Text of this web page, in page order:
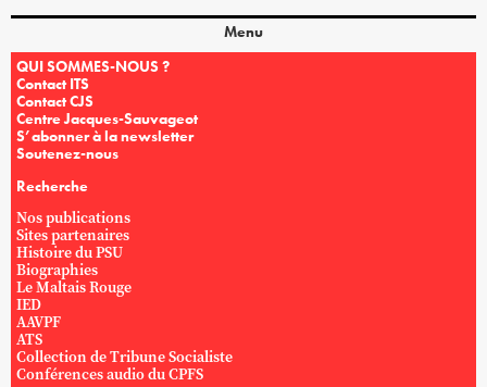
Menu
QUI SOMMES-NOUS ?
Contact ITS
Contact CJS
Centre Jacques-Sauvageot
S’abonner à la newsletter
Soutenez-nous
Recherche
Nos publications
Sites partenaires
Histoire du PSU
Biographies
Le Maltais Rouge
IED
AAVPF
ATS
Collection de Tribune Socialiste
Conférences audio du CPFS